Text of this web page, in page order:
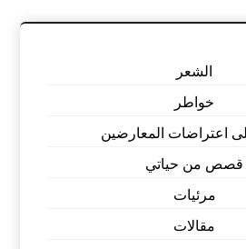
الشعر
خواطر
اعتراضات المعارضين
قصص من حياتي
مرئيات
مقالات